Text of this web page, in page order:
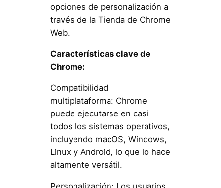
opciones de personalización a
través de la Tienda de Chrome
Web.
Características clave de
Chrome:
Compatibilidad
multiplataforma: Chrome
puede ejecutarse en casi
todos los sistemas operativos,
incluyendo macOS, Windows,
Linux y Android, lo que lo hace
altamente versátil.
Personalización: Los usuarios